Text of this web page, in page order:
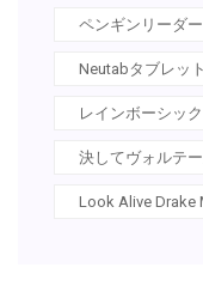
ペンギンリーダ
Neutabタブレッ
レインボーシッ
決してヴォルテ
Look Alive Drake